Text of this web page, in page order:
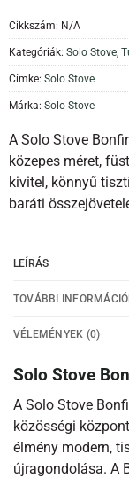
Cikkszám: N/A
Kategóriák: Solo Stove,
Címke: Solo Stove
Márka: Solo Stove
A Solo Stove
közepes méret,
kivitel, könnyű
baráti
LEÍRÁS
TOVÁBBI
VÉLEMÉNYEK (0)
Solo Stove
A Solo Stove
közösségi
élmény modern,
újragondolása. A